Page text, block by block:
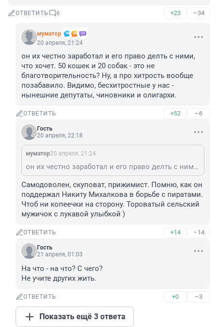
ОТВЕТИТЬ 6 +23 –34
муматор
20 апреля, 21:24
он их честно заработал и его право делть с ними,
что хочет. 50 кошек и 20 собак - это не
благотворительность? Ну, а про хитрость вообще
позабавило. Видимо, бесхитростные у нас -
нынешние депутаты, чиновники и олигархи.
ОТВЕТИТЬ +52 –6
Гость
20 апреля, 22:18
муматор20 апреля, 21:24
он их честно заработал и его право делть с ними, что хочет. 50 кошек и 20 собак - это не благотворительность? Ну, а про хитрость вообще позабавило. Видимо, бесхитростные у нас - нынешние депутаты, чиновники и олигархи.
Самодоволен, скуповат, прижимист. Помню, как он
поддержал Никиту Михалкова в борьбе с пиратами.
Чтоб ни копеечки на сторону. Тороватый сельский
мужичок с лукавой улыбкой )
ОТВЕТИТЬ +14 –14
Гость
21 апреля, 01:03
На что - на что? С чего?
Не учите других жить.
ОТВЕТИТЬ +0 –3
Показать ещё 3 ответа